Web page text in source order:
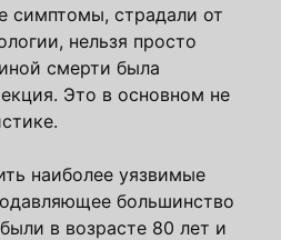
симптомы, страдали от
нельзя просто
смерти была
Это в основном не
наиболее уязвимые
большинство
в возрасте 80 лет и